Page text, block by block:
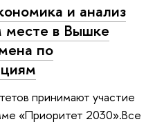
и анализ
месте в Вышке
по
принимают участие
«Приоритет 2030».Все